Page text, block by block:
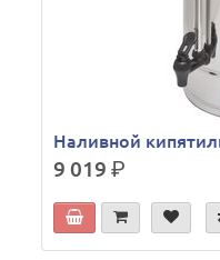
Наливной
9 019р.